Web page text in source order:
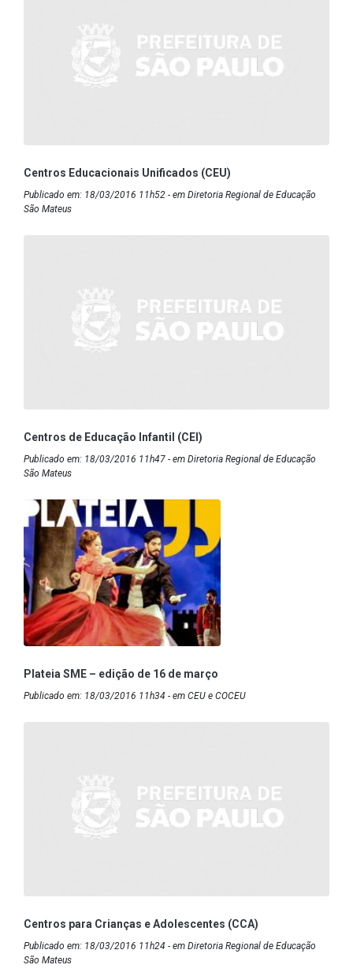
Centros Educacionais Unificados (CEU)
Publicado em: 18/03/2016 11h52 - em Diretoria Regional de Educação
São Mateus
Centros de Educação Infantil (CEI)
Publicado em: 18/03/2016 11h47 - em Diretoria Regional de Educação
São Mateus
Plateia SME – edição de 16 de março
Publicado em: 18/03/2016 11h34 - em CEU e COCEU
Centros para Crianças e Adolescentes (CCA)
Publicado em: 18/03/2016 11h24 - em Diretoria Regional de Educação
São Mateus